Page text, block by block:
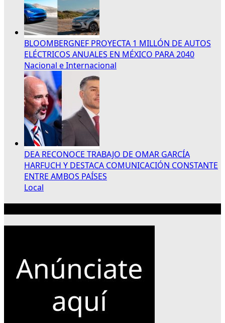
BLOOMBERGNEF PROYECTA 1 MILLÓN DE AUTOS
ELÉCTRICOS ANUALES EN MÉXICO PARA 2040
Nacional e Internacional
DEA RECONOCE TRABAJO DE OMAR GARCÍA
HARFUCH Y DESTACA COMUNICACIÓN CONSTANTE
ENTRE AMBOS PAÍSES
Local